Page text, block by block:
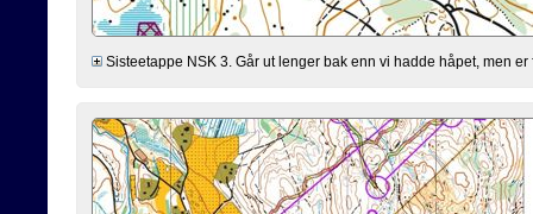
Sisteetappe NSK 3. Går ut lenger bak enn vi hadde håpet, men